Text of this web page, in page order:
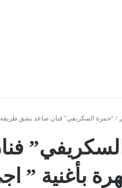
/ “حمزة السكريفي” فنان صاعد يشق طريقه
بأغنية ”